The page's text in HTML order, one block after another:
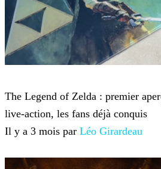
The Legend of Zelda : premier
live-action, les fans déjà conquis
Il y a 3 mois par Léo Girardeau